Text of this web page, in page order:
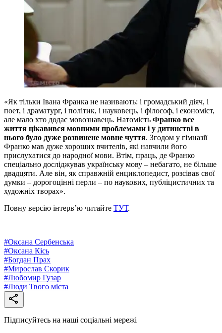
«Як тільки Івана Франка не називають: і громадський діяч, і
поет, і драматург, і політик, і науковець, і філософ, і економіст,
але мало хто додає мовознавець. Натомість Франко все
життя цікавився мовними проблемами і у дитинстві в
нього було дуже розвинене мовне чуття. Згодом у гімназії
Франко мав дуже хороших вчителів, які навчили його
прислухатися до народної мови. Втім, праць, де Франко
спеціально досліджував українську мову – небагато, не більше
двадцяти. Але він, як справжній енциклопедист, розсівав свої
думки – дорогоцінні перли – по наукових, публіцистичних та
художніх творах».
Повну версію інтерв’ю читайте ТУТ.
#Оксана Сербенська
#Оксана Кісь
#Богдан Прах
#Мирослав Скорик
#Любомир Гузар
#Люди Твого міста
Підписуйтесь на наші соціальні мережі